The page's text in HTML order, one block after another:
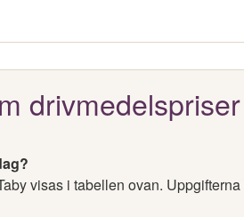
drivmedelspriser
visas i tabellen ovan.